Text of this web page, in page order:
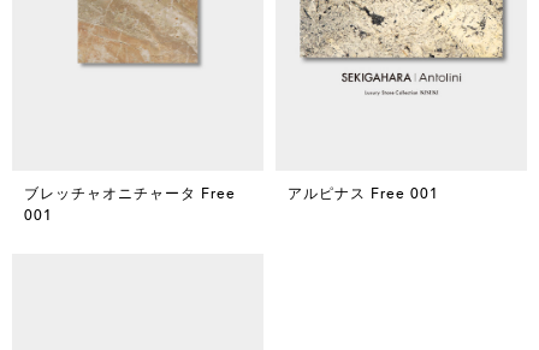
ブレッチャオニチャータ Free
001
アルピナス Free 001